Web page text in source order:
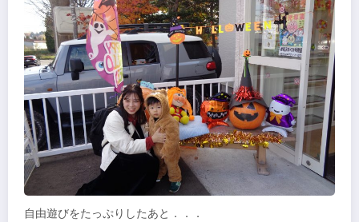
自由遊びをたっぷりしたあと．．．